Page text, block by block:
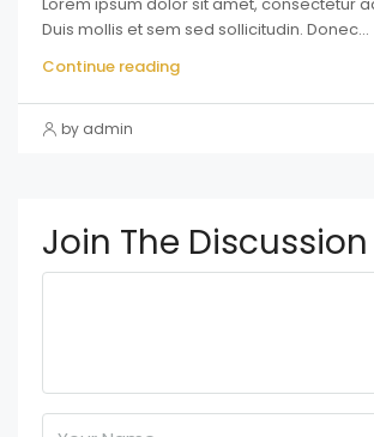
Duis mollis et sem sed sollicitudin. Donec...
Continue reading
by admin
Join The Discussion